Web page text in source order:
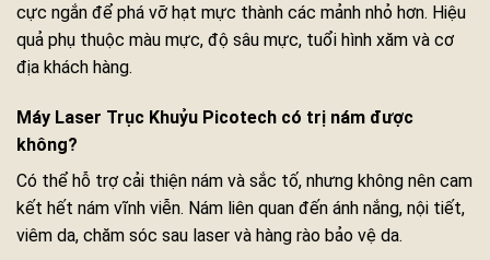
cực ngắn để phá vỡ hạt mực thành các mảnh nhỏ hơn. Hiệu
quả phụ thuộc màu mực, độ sâu mực, tuổi hình xăm và cơ
địa khách hàng.
Máy Laser Trục Khuỷu Picotech có trị nám được
không?
Có thể hỗ trợ cải thiện nám và sắc tố, nhưng không nên cam
kết hết nám vĩnh viễn. Nám liên quan đến ánh nắng, nội tiết,
viêm da, chăm sóc sau laser và hàng rào bảo vệ da.